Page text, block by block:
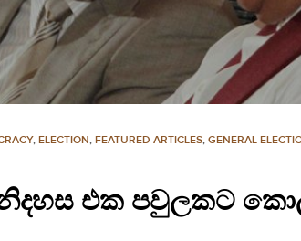
, ELECTION, FEATURED ARTICLES, GENERAL
නිදහස එක පවුලකට